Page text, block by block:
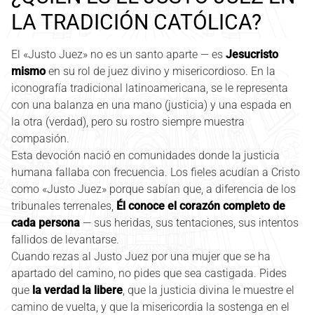
LA TRADICIÓN CATÓLICA?
El «Justo Juez» no es un santo aparte — es Jesucristo
mismoen su rol de juez divino y misericordioso. En la
iconografía tradicional latinoamericana, se le representa
con una balanza en una mano (justicia) y una espada en
la otra (verdad), pero su rostro siempre muestra
compasión.
Esta devoción nació en comunidades donde la justicia
humana fallaba con frecuencia. Los fieles acudían a Cristo
como «Justo Juez» porque sabían que, a diferencia de los
tribunales terrenales, Él conoce el corazón completo de
cada persona — sus heridas, sus tentaciones, sus intentos
fallidos de levantarse.
Cuando rezas al Justo Juez por una mujer que se ha
apartado del camino, no pides que sea castigada. Pides
que la verdad la libere, que la justicia divina le muestre el
camino de vuelta, y que la misericordia la sostenga en el